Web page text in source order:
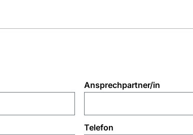
Ansprechpartner/in
Telefon